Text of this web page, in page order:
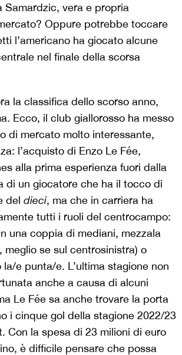
Samardzic, vera e propria
Oppure potrebbe toccare
l’americano ha giocato alcune
nel finale della scorsa
la classifica dello scorso anno,
Ecco, il club giallorosso ha messo
di mercato molto interessante,
l’acquisto di Enzo Le Fée,
alla prima esperienza fuori dalla
di un giocatore che ha il tocco di
del dieci, ma che in carriera ha
tutti i ruoli del centrocampo:
una coppia di mediani, mezzala
meglio se sul centrosinistra) o
e punta/e. L’ultima stagione non
anche a causa di alcuni
Le Fée sa anche trovare la porta
i cinque gol della stagione 2022/23
Con la spesa di 23 milioni di euro
è difficile pensare che possa